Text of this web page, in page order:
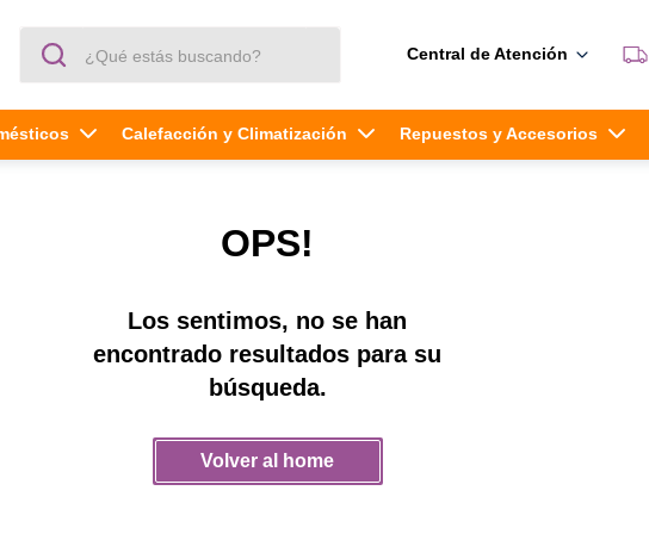
Central de Atención
Calefacción y Climatización Repuestos y Accesorios
OPS!
Los sentimos, no se han
encontrado resultados para su
búsqueda.
Volver al home